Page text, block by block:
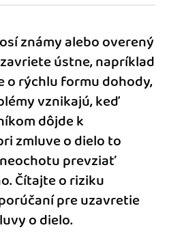
známy alebo overený
ústne, napríklad
o rýchlu formu dohody,
vznikajú, keď
dôjde k
zmluve o dielo to
prevziať
Čítajte o riziku
pre uzavretie
o dielo.